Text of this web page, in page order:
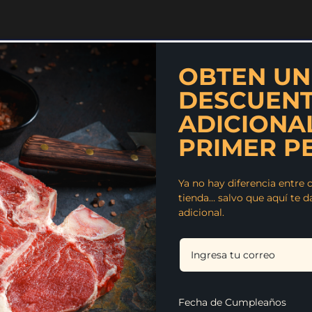
Conoce nuestras
OBTEN
PRIMER
Ya no hay diferencia entre
tienda… salvo que aquí te
adicional.
Fecha de Cumpleaños